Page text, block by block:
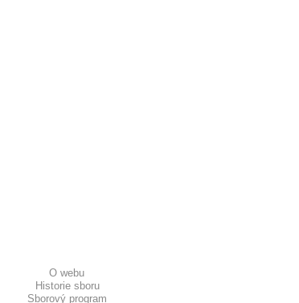
O webu
Historie sboru
Sborový program